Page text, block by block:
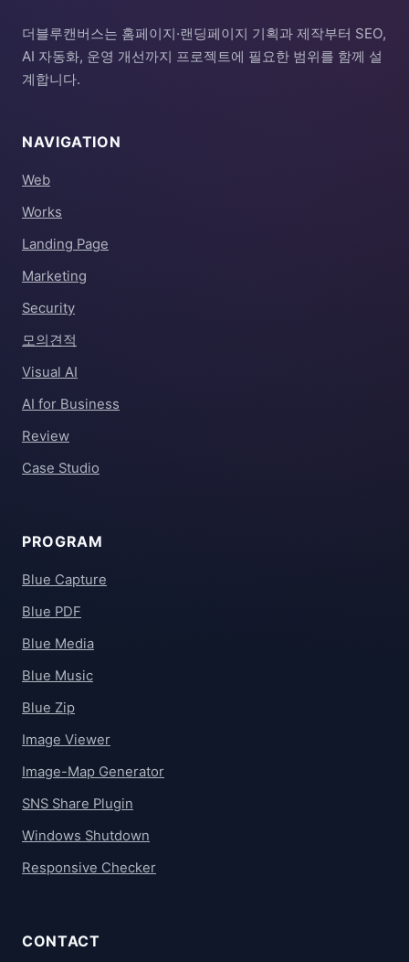
더블루캔버스는 홈페이지·랜딩페이지 기획과 제작부터 SEO,
AI 자동화, 운영 개선까지 프로젝트에 필요한 범위를 함께 설
계합니다.
NAVIGATION
Web
Works
Landing Page
Marketing
Security
모의견적
Visual AI
AI for Business
Review
Case Studio
PROGRAM
Blue Capture
Blue PDF
Blue Media
Blue Music
Blue Zip
Image Viewer
Image-Map Generator
SNS Share Plugin
Windows Shutdown
Responsive Checker
CONTACT